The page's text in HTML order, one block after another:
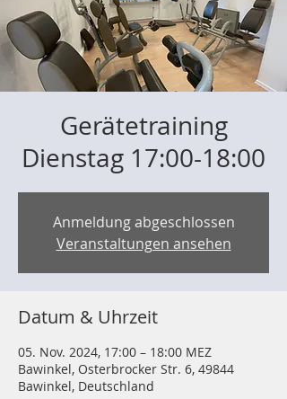
Gerätetraining
Dienstag 17:00-18:00
Anmeldung abgeschlossen
Veranstaltungen ansehen
Datum & Uhrzeit
05. Nov. 2024, 17:00 – 18:00 MEZ
Bawinkel, Osterbrocker Str. 6, 49844
Bawinkel, Deutschland